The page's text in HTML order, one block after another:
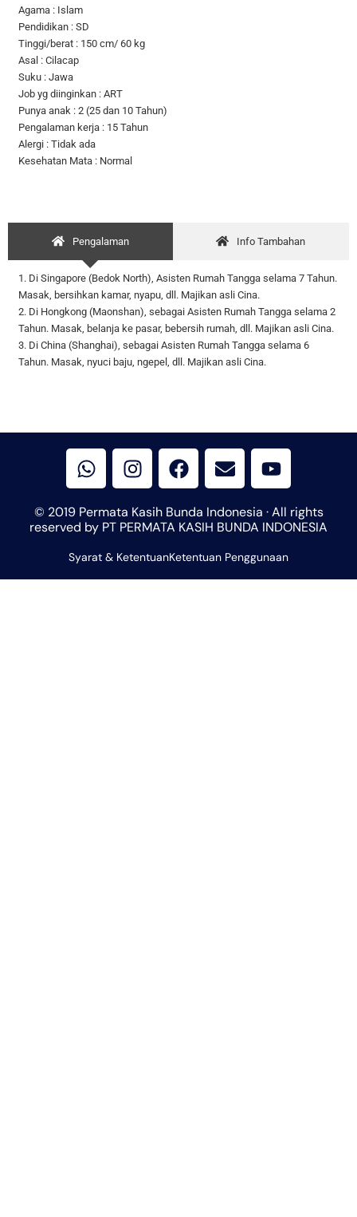
Agama : Islam
Pendidikan : SD
Tinggi/berat : 150 cm/ 60 kg
Asal : Cilacap
Suku : Jawa
Job yg diinginkan : ART
Punya anak : 2 (25 dan 10 Tahun)
Pengalaman kerja : 15 Tahun
Alergi : Tidak ada
Kesehatan Mata : Normal
Pengalaman Info Tambahan
1. Di Singapore (Bedok North), Asisten Rumah Tangga selama 7 Tahun.
Masak, bersihkan kamar, nyapu, dll. Majikan asli Cina.
2. Di Hongkong (Maonshan), sebagai Asisten Rumah Tangga selama 2
Tahun. Masak, belanja ke pasar, bebersih rumah, dll. Majikan asli Cina.
3. Di China (Shanghai), sebagai Asisten Rumah Tangga selama 6
Tahun. Masak, nyuci baju, ngepel, dll. Majikan asli Cina.
h
a
t
s
a
p
p
n
s
t
a
r
a
a
c
b
o
k
n
v
e
l
p
e
o
u
t
u
e
© 2019 Permata Kasih Bunda Indonesia · All rights
reserved by PT PERMATA KASIH BUNDA INDONESIA
Syarat & KetentuanKetentuan Penggunaan